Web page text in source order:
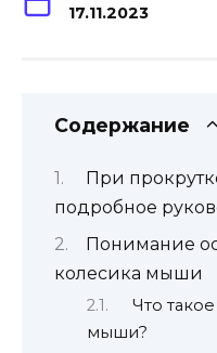
17.11.2023
Содержание
При
подробное
Понимание
колесика мыши
Что
мыши?